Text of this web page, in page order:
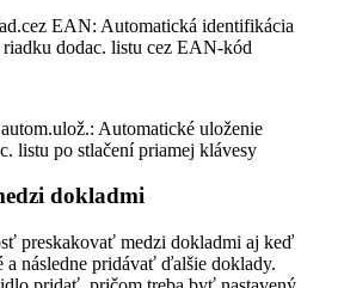
EAN: Automatická identifikácia
dodac. listu cez EAN-kód
Automatické uloženie
listu po stlačení priamej klávesy
dokladmi
preskakovať medzi dokladmi aj keď
a následne pridávať ďalšie doklady.